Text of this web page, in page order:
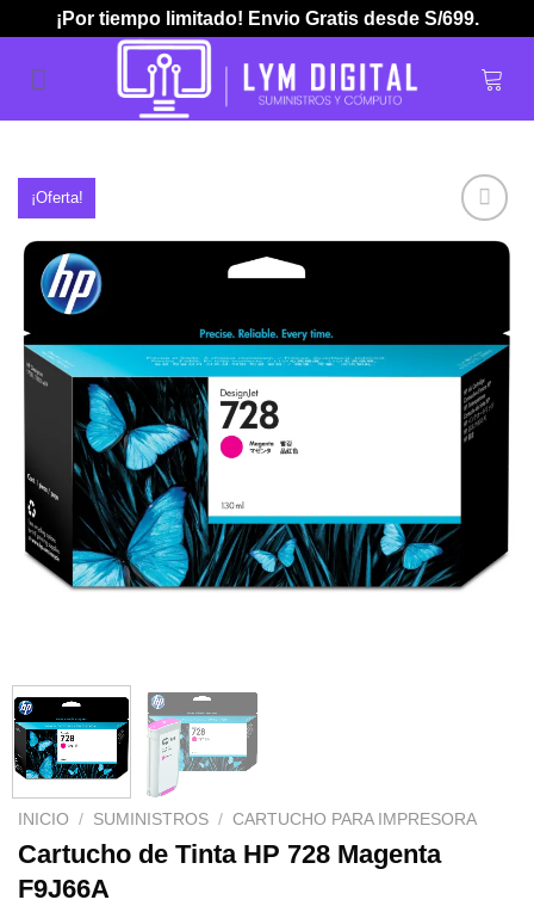
to
content
¡Por tiempo limitado! Envio Gratis desde S/699.
¡Oferta!
deseos
INICIO / SUMINISTROS / CARTUCHO PARA IMPRESORA
Cartucho de Tinta HP 728 Magenta
F9J66A